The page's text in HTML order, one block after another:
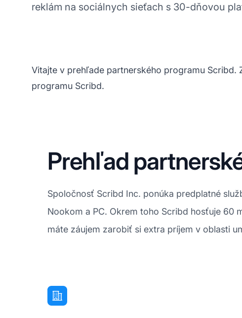
reklám na sociálnych sieťach s 30-dňovou
Vitajte v prehľade partnerského programu
programu Scribd.
Prehľad
Spoločnosť Scribd Inc. ponúka predplatné
Nookom a PC. Okrem toho Scribd hosťuje 60
máte záujem zarobiť si extra príjem v oblasti